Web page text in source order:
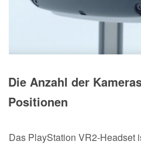
Die Anzahl der
Positionen
Das PlayStation VR2-Headset